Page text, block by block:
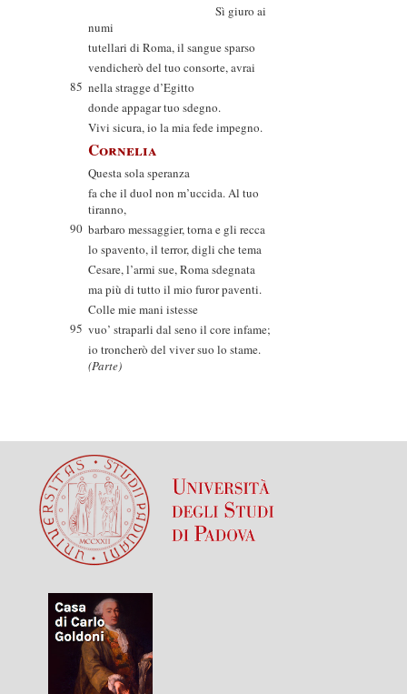
Sì giuro ai
numi
tutellari di Roma, il sangue sparso
vendicherò del tuo consorte, avrai
85 nella stragge d’Egitto
donde appagar tuo sdegno.
Vivi sicura, io la mia fede impegno.
Cornelia
Questa sola speranza
fa che il duol non m’uccida. Al tuo
tiranno,
90 barbaro messaggier, torna e gli recca
lo spavento, il terror, digli che tema
Cesare, l’armi sue, Roma sdegnata
ma più di tutto il mio furor paventi.
Colle mie mani istesse
95 vuo’ straparli dal seno il core infame;
io troncherò del viver suo lo stame.
(Parte)